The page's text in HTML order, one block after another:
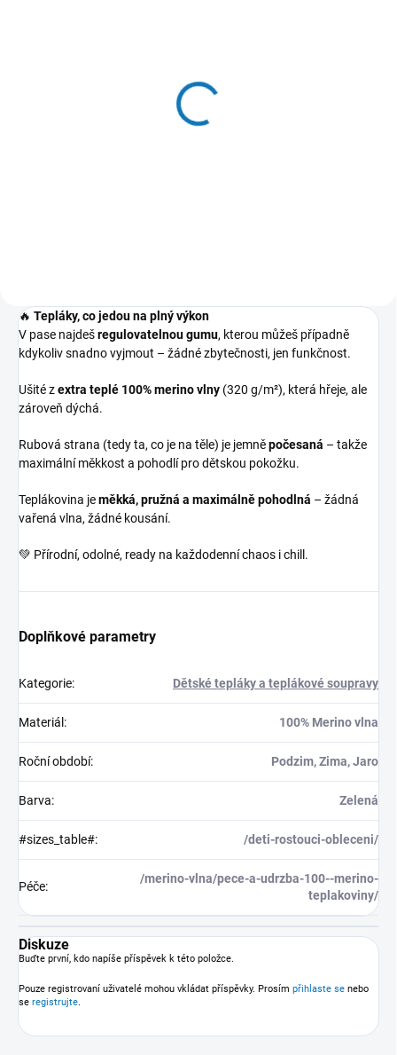
Merino tepláková mikina
🔥 Tepláky, co jedou na plný výkon
V pase najdešregulovatelnou gumu, kterou můžeš případně
kdykoliv snadno vyjmout – žádné zbytečnosti, jen funkčnost.
Ušité zextra teplé 100% merino vlny (320 g/m²), která hřeje, ale
zároveň dýchá.
Rubová strana (tedy ta, co je na těle) je jemněpočesaná – takže
maximální měkkost a pohodlí pro dětskou pokožku.
Teplákovina jeměkká, pružná a maximálně pohodlná – žádná
vařená vlna, žádné kousání.
💚 Přírodní, odolné, ready na každodenní chaos i chill.
Doplňkové parametry
Kategorie: Dětské tepláky a teplákové soupravy
Materiál : 100% Merino vlna
Roční období: Podzim, Zima, Jaro
Barva: Zelená
#sizes_table#: /deti-rostouci-obleceni/
Péče:
/merino-vlna/pece-a-udrzba-100--merino-
teplakoviny/
Diskuze
Buďte první, kdo napíše příspěvek k této položce.
Pouze registrovaní uživatelé mohou vkládat příspěvky. Prosím přihlaste se nebo
se registrujte.